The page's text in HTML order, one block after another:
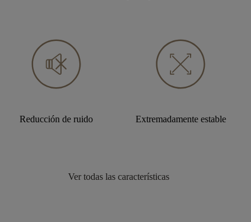
Reducción de ruido Extremadamente estable
Ver todas las características